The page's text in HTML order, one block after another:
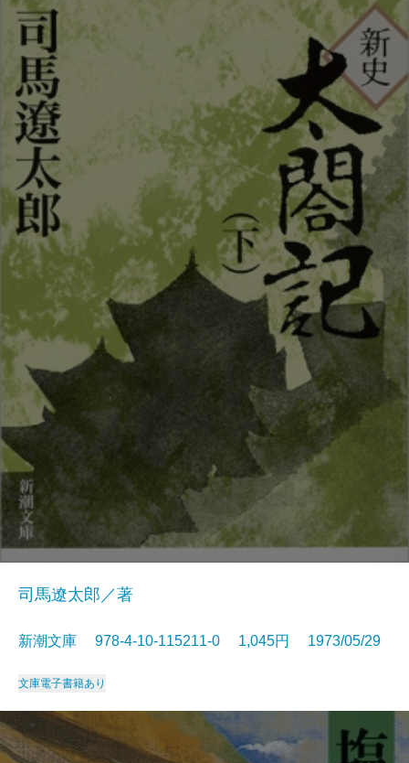
司馬遼太郎／著
新潮文庫 978-4-10-115211-0 1,045円 1973/05/29
文庫電子書籍あり